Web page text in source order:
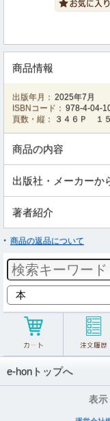
商品情報
出版年月： 2025年7月
ISBNコード： 978-4-04-
頁数・縦：
３４６Ｐ １
商品の内容
出版社・メーカーか
著者紹介
商品の返品について
e-honトップへ
表示